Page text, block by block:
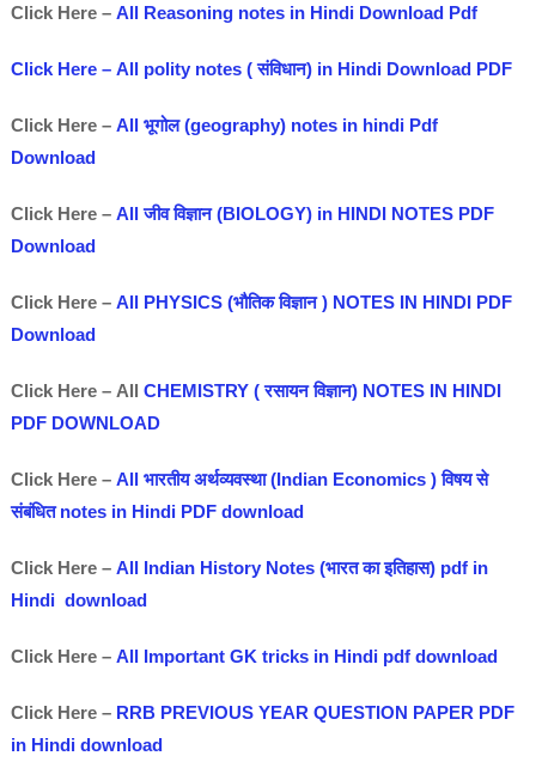
Click Here – All Reasoning notes in Hindi Download Pdf
Click Here – All polity notes ( संविधान) in Hindi Download PDF
Click Here – All भूगोल (geography) notes in hindi Pdf
Download
Click Here – All जीव विज्ञान (BIOLOGY) in HINDI NOTES PDF
Download
Click Here – All PHYSICS (भौतिक विज्ञान ) NOTES IN HINDI PDF
Download
Click Here – All CHEMISTRY ( रसायन विज्ञान) NOTES IN HINDI
PDF DOWNLOAD
Click Here – All भारतीय अर्थव्यवस्था (Indian Economics ) विषय से
संबंधित notes in Hindi PDF download
Click Here – All Indian History Notes (भारत का इतिहास) pdf in
Hindi download
Click Here – All Important GK tricks in Hindi pdf download
Click Here – RRB PREVIOUS YEAR QUESTION PAPER PDF
in Hindi download